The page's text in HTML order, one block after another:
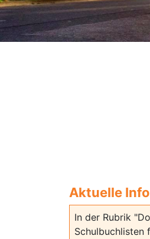
Aktuelle
In der Rubrik
Schulbuchlisten